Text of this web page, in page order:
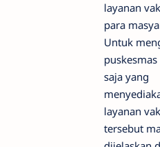
layanan
para
Untuk
saja yang
layanan
tersebut